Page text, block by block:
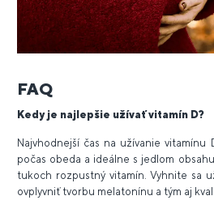
FAQ
Kedy je najlepšie užívať vitamín D?
Najvhodnejší čas na užívanie
počas obeda a ideálne s jedlom
tukoch rozpustný vitamín. Vyhnite sa
ovplyvniť tvorbu melatonínu a tým aj